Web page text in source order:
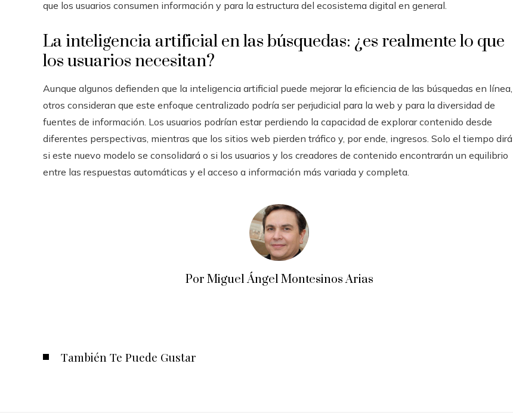
que los usuarios consumen información y para la estructura del ecosistema digital en general.
La inteligencia artificial en las búsquedas: ¿es realmente lo que
los usuarios necesitan?
Aunque algunos defienden que la inteligencia artificial puede mejorar la eficiencia de las búsquedas en línea,
otros consideran que este enfoque centralizado podría ser perjudicial para la web y para la diversidad de
fuentes de información. Los usuarios podrían estar perdiendo la capacidad de explorar contenido desde
diferentes perspectivas, mientras que los sitios web pierden tráfico y, por ende, ingresos. Solo el tiempo dirá
si este nuevo modelo se consolidará o si los usuarios y los creadores de contenido encontrarán un equilibrio
entre las respuestas automáticas y el acceso a información más variada y completa.
Por Miguel Ángel Montesinos Arias
También Te Puede Gustar